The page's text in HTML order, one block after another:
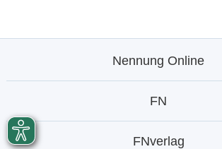
Nennung Online
FN
FNverlag